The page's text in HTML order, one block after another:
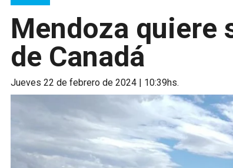
Mendoza quiere
de Canadá
jueves 22 de febrero de 2024 | 10:39hs.